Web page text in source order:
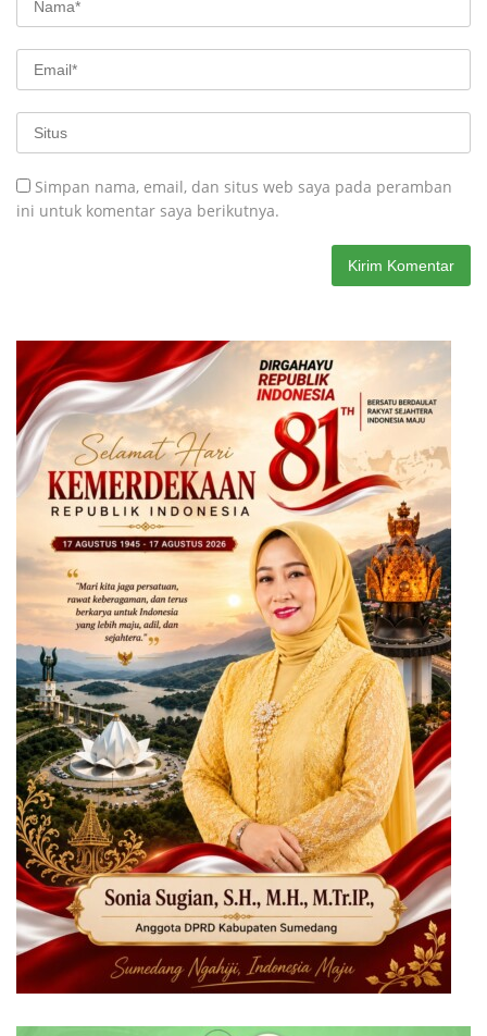
Simpan nama, email, dan situs web saya pada peramban
ini untuk komentar saya berikutnya.